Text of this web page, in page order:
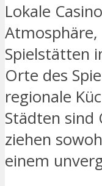
Lokale
Spielstätten
Orte des
regionale
Städten sind
ziehen
einem